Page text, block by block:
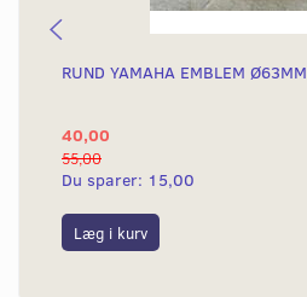
RUND YAMAHA EMBLEM Ø63MM
40,00
55,00
Du sparer: 15,00
Læg i kurv